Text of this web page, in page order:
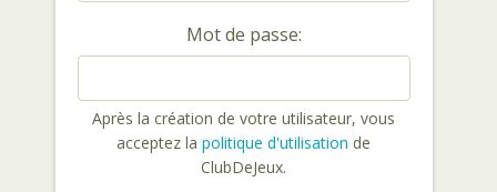
Mot de passe:
Après la création de votre utilisateur, vous
acceptez la politique d'utilisation de
ClubDeJeux.